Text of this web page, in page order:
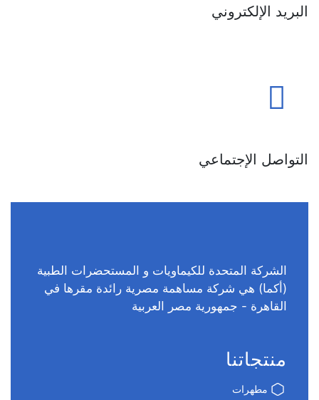
البريد الإلكتروني
التواصل الإجتماعي
الشركة المتحدة للكيماويات و المستحضرات الطبية
(أكما) هي شركة مساهمة مصرية رائدة مقرها في
القاهرة - جمهورية مصر العربية
منتجاتنا
مطهرات